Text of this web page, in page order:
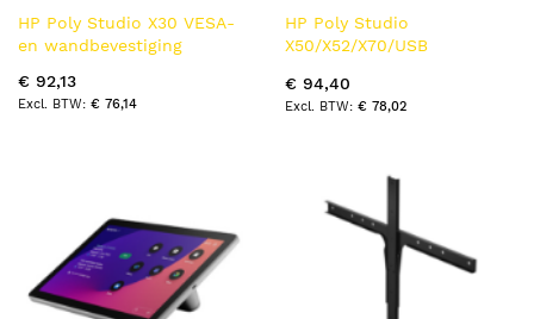
HP Poly Studio X30 VESA-
en wandbevestiging
€ 92,13
€ 76,14
HP Poly Studio
X50/X52/X70/USB
Extender Pack
€ 94,40
€ 78,02